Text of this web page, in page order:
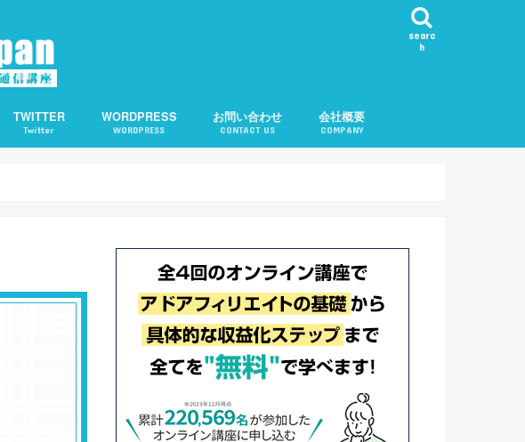
searc
h
TWITTER
Twitter
WORDPRESS
WORDPRESS
お問い合わせ
CONTACT US
会社概要
COMPANY